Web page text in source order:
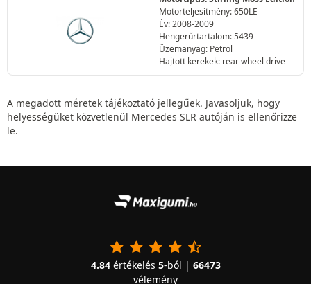
Motorteljesítmény: 650LE
Év: 2008-2009
Hengerűrtartalom: 5439
Üzemanyag: Petrol
Hajtott kerekek: rear wheel drive
A megadott méretek tájékoztató jellegűek. Javasoljuk, hogy
helyességüket közvetlenül Mercedes SLR autóján is ellenőrizze
le.
4.84értékelés 5-ból | 66473
vélemény